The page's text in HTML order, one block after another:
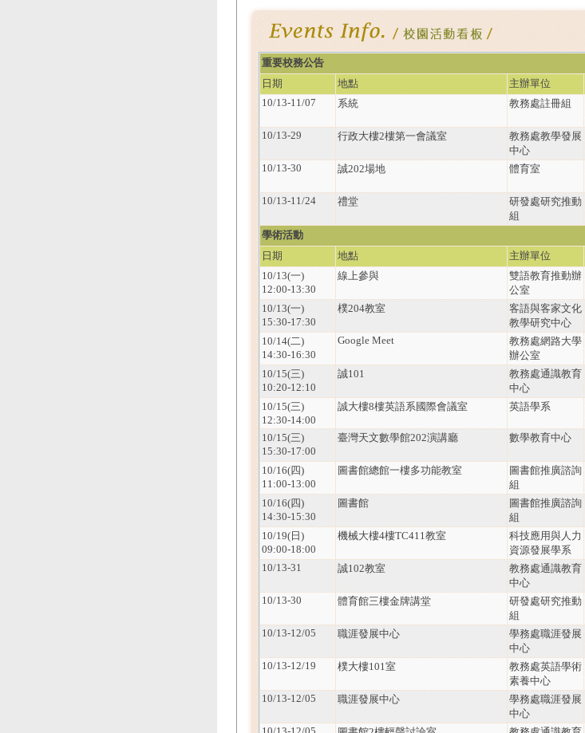
重要校務公告
日期
地點 主辦單位
10/13-11/07
系統 教務處註冊組
10/13-29
行政大樓2樓第一會議室
教務處教學發展
中心
10/13-30
誠202場地 體育室
10/13-11/24
禮堂
研發處研究推動
組
學術活動
日期
地點 主辦單位
10/13(一)
12:00-13:30
線上參與
雙語教育推動辦
公室
10/13(一)
15:30-17:30
樸204教室
客語與客家文化
教學研究中心
10/14(二)
14:30-16:30
Google Meet
教務處網路大學
辦公室
10/15(三)
10:20-12:10
誠101
教務處通識教育
中心
10/15(三)
12:30-14:00
誠大樓8樓英語系國際會議室 英語學系
10/15(三)
15:30-17:00
臺灣天文數學館202演講廳 數學教育中心
10/16(四)
11:00-13:00
圖書館總館一樓多功能教室
圖書館推廣諮詢
組
10/16(四)
14:30-15:30
圖書館
圖書館推廣諮詢
組
10/19(日)
09:00-18:00
機械大樓4樓TC411教室
科技應用與人力
資源發展學系
10/13-31 誠102教室
教務處通識教育
中心
10/13-30
體育館三樓金牌講堂
研發處研究推動
組
10/13-12/05
職涯發展中心
學務處職涯發展
中心
10/13-12/19
樸大樓101室
教務處英語學術
素養中心
10/13-12/05
職涯發展中心
學務處職涯發展
中心